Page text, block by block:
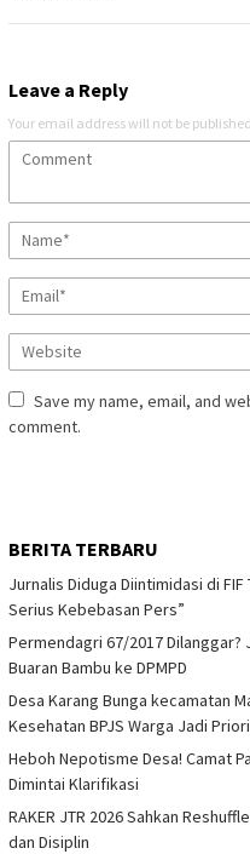
Leave a Reply
Your email address will not be
Save my name, email, and
comment.
BERITA TERBARU
Jurnalis Diduga Diintimidasi di FIF
Serius Kebebasan Pers”
Permendagri 67/2017 Dilanggar?
Buaran Bambu ke DPMPD
Desa Karang Bunga kecamatan
Kesehatan BPJS Warga Jadi
Heboh Nepotisme Desa! Camat
Dimintai Klarifikasi
RAKER JTR 2026 Sahkan
dan Disiplin